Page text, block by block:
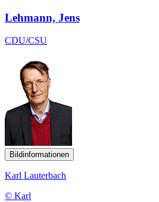
Lehmann, Jens
CDU/CSU
Bildinformationen
Karl Lauterbach
© Karl